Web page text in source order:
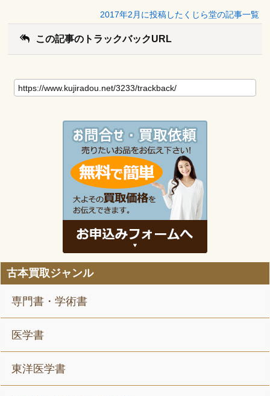
2017年2月に投稿したくじら堂の記事一覧
この記事のトラックバックURL
古本買取ジャンル
専門書・学術書
医学書
東洋医学書